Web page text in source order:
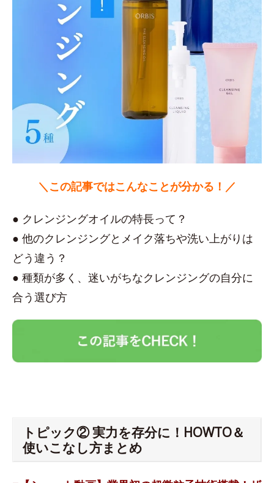
＼この記事ではこんなことが分かる！／
● クレンジングオイルの特長って？
● 他のクレンジングとメイク落ちや洗い上がりは
どう違う？
● 種類が多く、迷いがちなクレンジングの自分に
合う選び方
トピック② 実力を存分に！HOWTO＆
使いこなし方まとめ